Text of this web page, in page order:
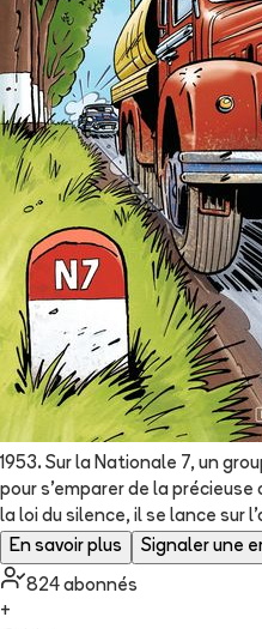
1953. Sur la Nationale 7, un
pour s'emparer de la
la loi du silence, il se lance sur
En savoir plus
Signaler une
824 abonnés
+